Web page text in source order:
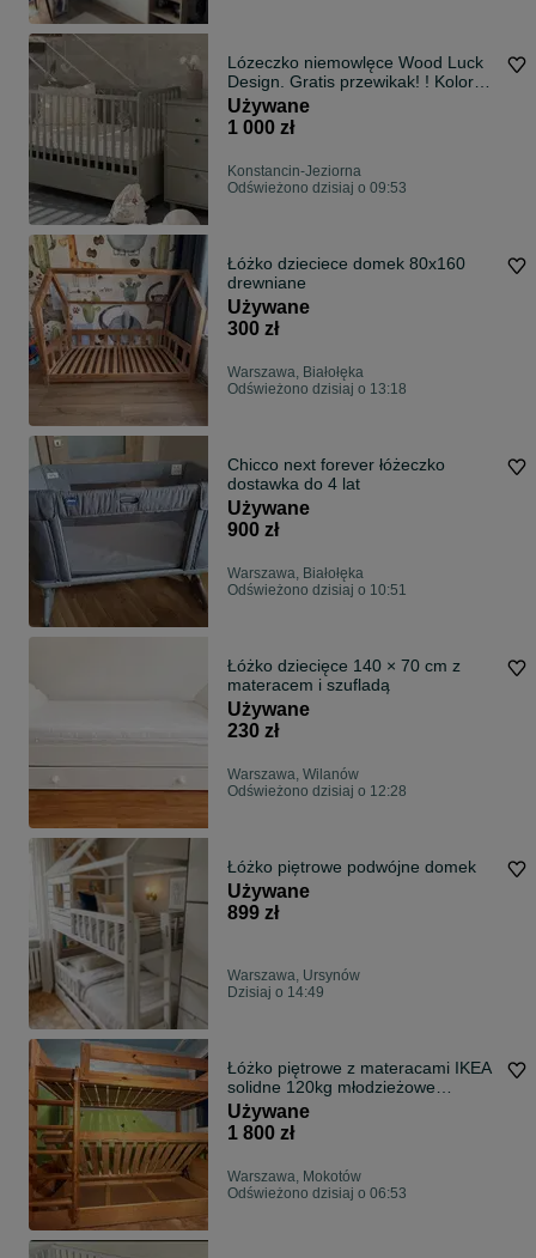
Lózeczko niemowlęce Wood Luck
Design. Gratis przewikak! ! Kolor
Używane
1 000 zł
Konstancin-Jeziorna
Odświeżono dzisiaj o 09:53
Łóżko dzieciece domek 80x160
drewniane
Używane
300 zł
Warszawa, Białołęka
Odświeżono dzisiaj o 13:18
Chicco next forever łóżeczko
dostawka do 4 lat
Używane
900 zł
Warszawa, Białołęka
Odświeżono dzisiaj o 10:51
Łóżko dziecięce 140 × 70 cm z
materacem i szufladą
Używane
230 zł
Warszawa, Wilanów
Odświeżono dzisiaj o 12:28
Łóżko piętrowe podwójne domek
Używane
899 zł
Warszawa, Ursynów
Dzisiaj o 14:49
Łóżko piętrowe z materacami IKEA
solidne 120kg młodzieżowe
sosnowe Dominator otwierany
pojemnik
Używane
1 800 zł
Warszawa, Mokotów
Odświeżono dzisiaj o 06:53